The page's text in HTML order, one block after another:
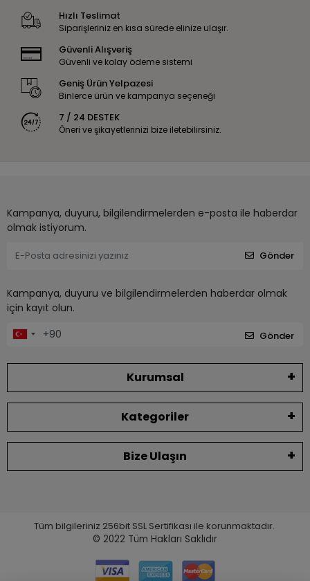
Hızlı Teslimat
Siparişleriniz en kısa sürede elinize ulaşır.
Güvenli Alışveriş
Güvenli ve kolay ödeme sistemi
Geniş Ürün Yelpazesi
Binlerce ürün ve kampanya seçeneği
7 / 24 DESTEK
Öneri ve şikayetlerinizi bize iletebilirsiniz.
Kampanya, duyuru, bilgilendirmelerden e-posta ile haberdar
olmak istiyorum.
Gönder
Kampanya, duyuru ve bilgilendirmelerden haberdar olmak
için kayıt olun.
Gönder
Kurumsal
Kategoriler
Bize Ulaşın
Tüm bilgileriniz 256bit SSL Sertifikası ile korunmaktadır.
© 2022 Tüm Hakları Saklıdır